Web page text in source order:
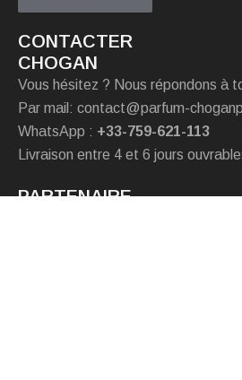
CONTACTER
CHOGAN
Vous hésitez ? Nous répondons à
Par mail: contact@parfum-
WhatsApp : +33-759-621-113
Livraison entre 4 et 6 jours
PARTENAIRE